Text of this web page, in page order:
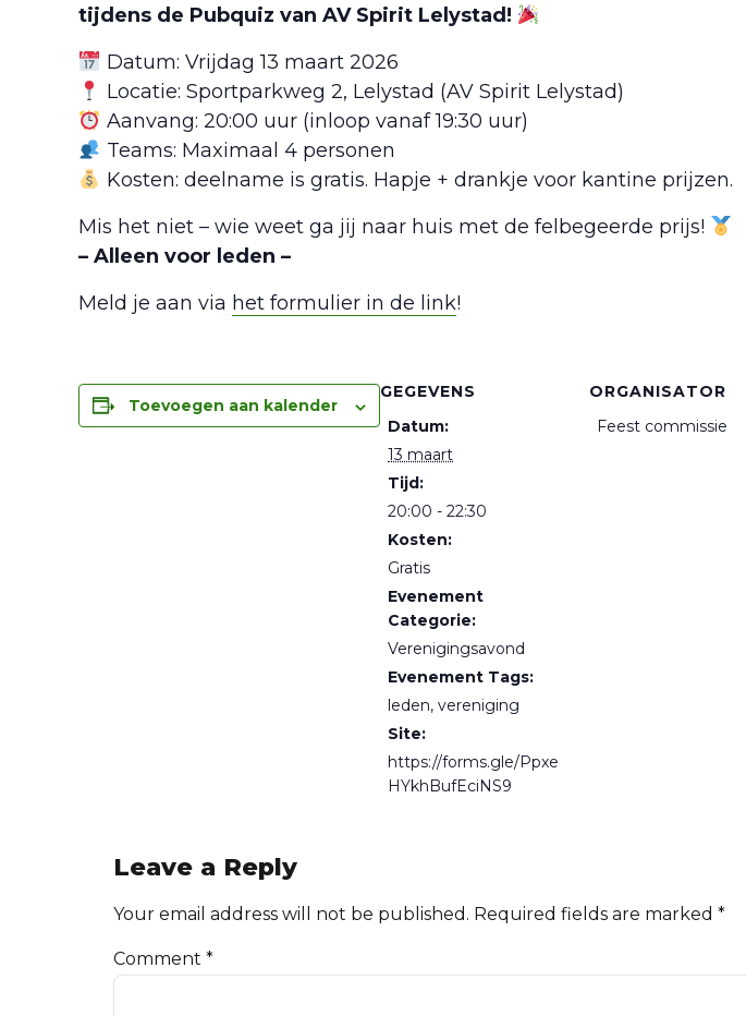
tijdens de Pubquiz van AV Spirit Lelystad!
Datum: Vrijdag 13 maart 2026
Locatie: Sportparkweg 2, Lelystad (AV Spirit Lelystad)
Aanvang: 20:00 uur (inloop vanaf 19:30 uur)
Teams: Maximaal 4 personen
Kosten: deelname is gratis. Hapje + drankje voor kantine prijzen.
Mis het niet – wie weet ga jij naar huis met de felbegeerde prijs!
– Alleen voor leden –
Meld je aan via het formulier in de link!
Toevoegen aan kalender
GEGEVENS
Datum:
13 maart
Tijd:
20:00 - 22:30
Kosten:
Gratis
Evenement
Categorie:
Verenigingsavond
Evenement Tags:
leden, vereniging
Site:
https://forms.gle/Ppxe
HYkhBufEciNS9
ORGANISATOR
Feest commissie
Leave a Reply
Your email address will not be published. Required fields are marked *
Comment *